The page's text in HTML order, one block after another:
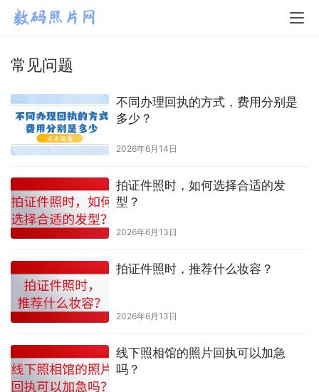
常见问题
不同办理回执的方式，费用分别是
多少？
2026年6月14日
拍证件照时，如何选择合适的发
型？
2026年6月13日
拍证件照时，推荐什么妆容？
2026年6月13日
线下照相馆的照片回执可以加急
吗？